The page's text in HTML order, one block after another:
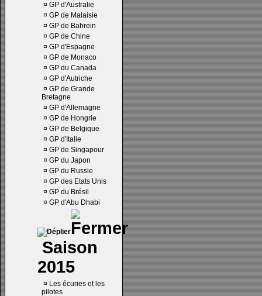
¤ GP d'Australie
¤ GP de Malaisie
¤ GP de Bahrein
¤ GP de Chine
¤ GP d'Espagne
¤ GP de Monaco
¤ GP du Canada
¤ GP d'Autriche
¤ GP de Grande
Bretagne
¤ GP d'Allemagne
¤ GP de Hongrie
¤ GP de Belgique
¤ GP d'Italie
¤ GP de Singapour
¤ GP du Japon
¤ GP du Russie
¤ GP des Etats Unis
¤ GP du Brésil
¤ GP d'Abu Dhabi
Saison
2015
¤ Les écuries et les
pilotes